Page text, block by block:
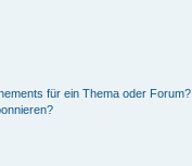
für ein Thema oder Forum?